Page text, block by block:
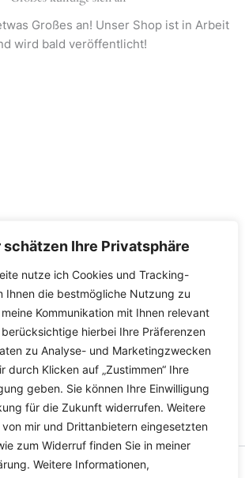
schätzen Ihre Privatsphäre
nutze ich Cookies und Tracking-
Ihnen die bestmögliche Nutzung zu
Kommunikation mit Ihnen relevant
hierbei Ihre Präferenzen
zu Analyse- und Marketingzwecken
durch Klicken auf „Zustimmen“ Ihre
geben. Sie können Ihre Einwilligung
für die Zukunft widerrufen. Weitere
mir und Drittanbietern eingesetzten
zum Widerruf finden Sie in meiner
Weitere Informationen,
Großes an! Unser Shop ist in Arbeit
wird bald veröffentlicht!
für Fahrzeugteile, Ersatzteile